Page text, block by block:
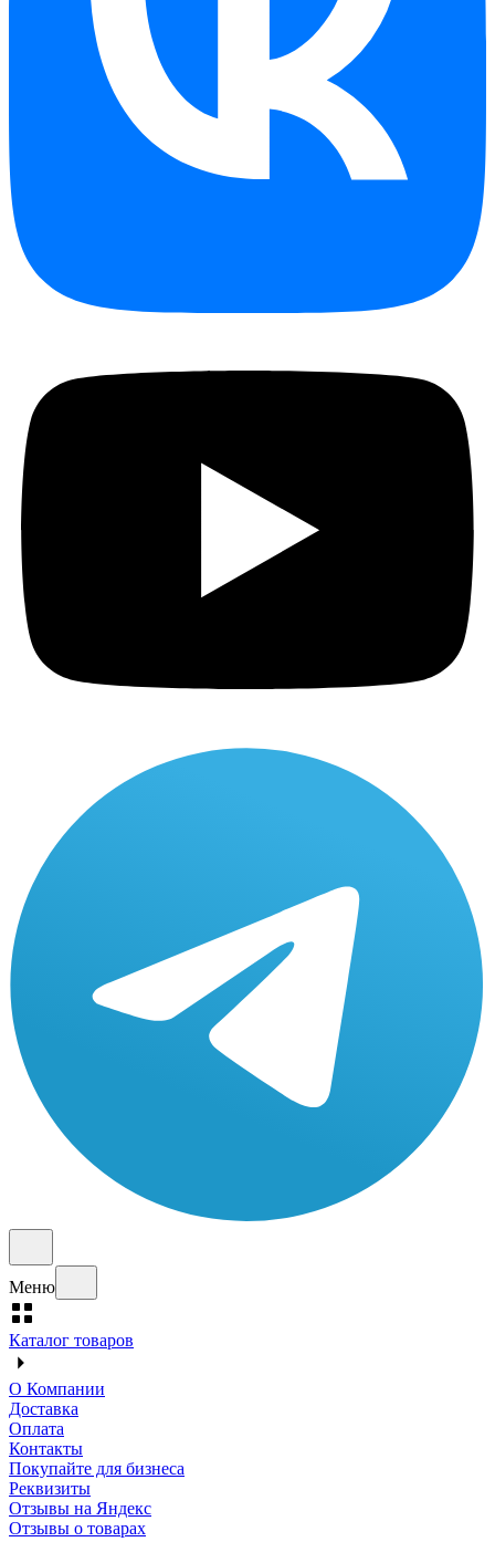
Меню
Каталог товаров
О Компании
Доставка
Оплата
Контакты
Покупайте для бизнеса
Реквизиты
Отзывы на Яндекс
Отзывы о товарах